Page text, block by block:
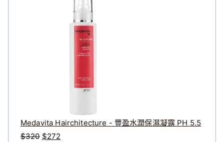
Medavita Hairchitecture - 豐盈水潤保濕凝露 PH 5.5
$320 原
$272